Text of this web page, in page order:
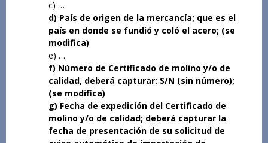
c) …
d) País de origen de la mercancía; que es el
país en donde se fundió y coló el acero; (se
modifica)
e) …
f) Número de Certificado de molino y/o de
calidad, deberá capturar: S/N (sin número);
(se modifica)
g) Fecha de expedición del Certificado de
molino y/o de calidad; deberá capturar la
fecha de presentación de su solicitud de